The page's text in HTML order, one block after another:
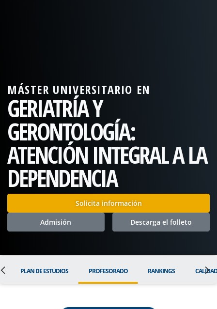
MÁSTER UNIVERSITARIO EN
GERIATRÍA Y
GERONTOLOGÍA:
ATENCIÓN INTEGRAL A LA
DEPENDENCIA
Solicita información
Admisión Descarga el folleto
PLAN DE ESTUDIOS PROFESORADO RANKINGS CALIDAD